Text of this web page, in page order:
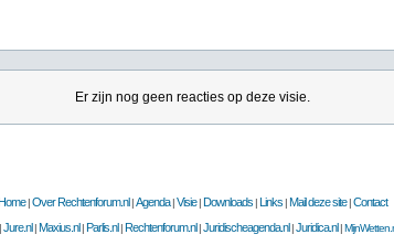
Er zijn nog geen reacties op deze visie.
|Over Rechtenforum.nl |Agenda|Visie|Downloads |Links |Mail deze site|Contact
|Jure.nl |Maxius.nl |Parlis.nl |Rechtenforum.nl |Juridischeagenda.nl |Juridica.nl |